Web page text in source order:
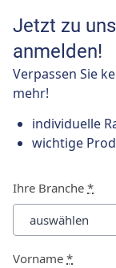
Jetzt zu
anmelden!
Verpassen Sie
mehr!
individuelle
wichtige
Ihre Branche *
Vorname *